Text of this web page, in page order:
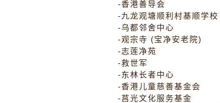
-香港善导会
-九龙观塘顺利村基顺学校
-乌都邻舍中心
-观宗寺 (宝净安老院)
-志莲净苑
-救世军
-东林长者中心
-香港儿童慈善基金会
-莒光文化服务基金